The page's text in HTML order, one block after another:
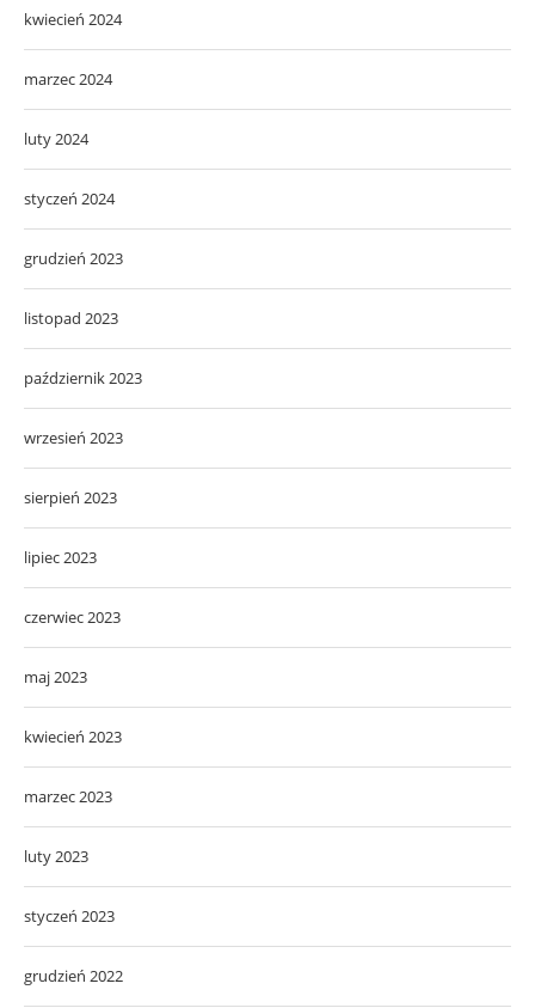
kwiecień 2024
marzec 2024
luty 2024
styczeń 2024
grudzień 2023
listopad 2023
październik 2023
wrzesień 2023
sierpień 2023
lipiec 2023
czerwiec 2023
maj 2023
kwiecień 2023
marzec 2023
luty 2023
styczeń 2023
grudzień 2022